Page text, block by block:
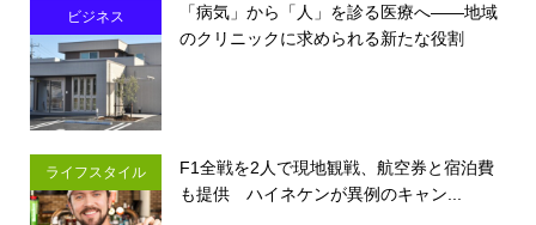
ビジネス
「病気」から「人」を診る医療へ――地域
のクリニックに求められる新たな役割
ライフスタイル
F1全戦を2人で現地観戦、航空券と宿泊費
も提供 ハイネケンが異例のキャン...